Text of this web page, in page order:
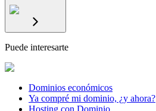
Puede interesarte
Dominios económicos
Ya compré mi dominio, ¿y ahora?
Hosting con Dominio